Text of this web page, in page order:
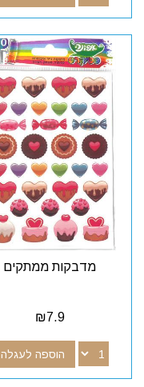
מדבקות ממתקים
₪7.9
הוספה לעגלה